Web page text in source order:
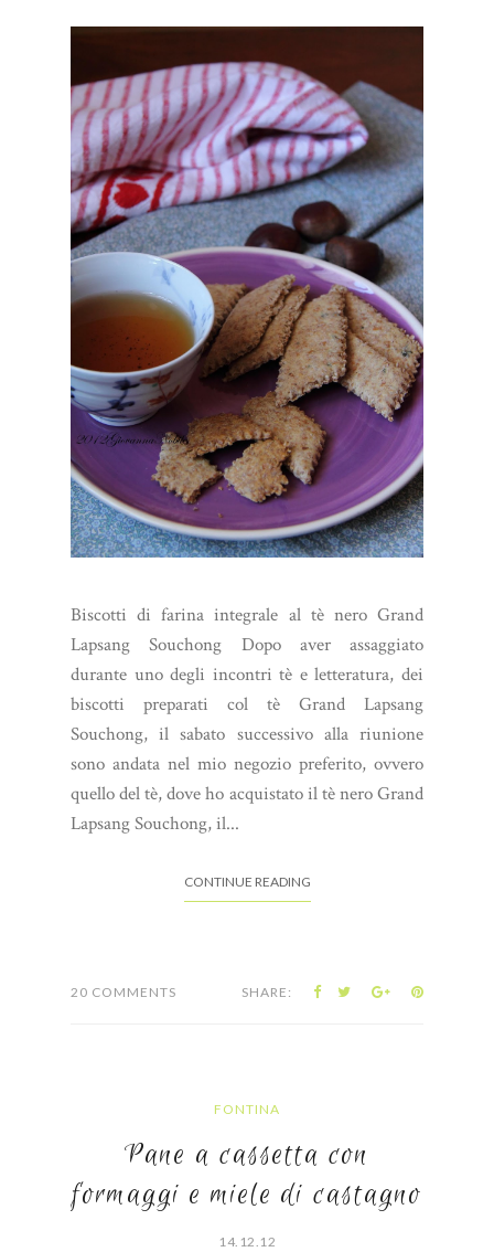
Biscotti di farina integrale al tè nero Grand
Lapsang Souchong Dopo aver assaggiato
durante uno degli incontri tè e letteratura, dei
biscotti preparati col tè Grand Lapsang
Souchong, il sabato successivo alla riunione
sono andata nel mio negozio preferito, ovvero
quello del tè, dove ho acquistato il tè nero Grand
Lapsang Souchong, il...
CONTINUE READING
20 COMMENTS SHARE:
FONTINA
Pane a cassetta con
formaggi e miele di castagno
14.12.12